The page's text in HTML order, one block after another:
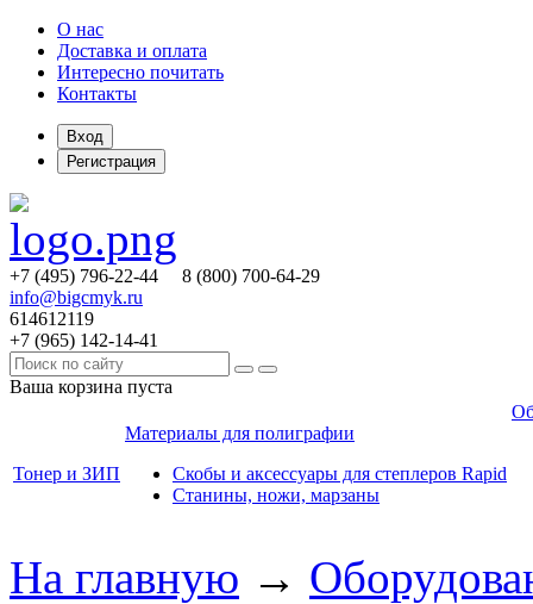
О нас
Доставка и оплата
Интересно почитать
Контакты
Вход
Регистрация
+7 (495) 796-22-44 8 (800) 700-64-29
info@bigcmyk.ru
614612119
+7 (965) 142-14-41
Ваша корзина пуста
Тонер и ЗИП
Материалы для полиграфии
Скобы и аксессуары для степлеров Rapid
Станины, ножи, марзаны
На главную →